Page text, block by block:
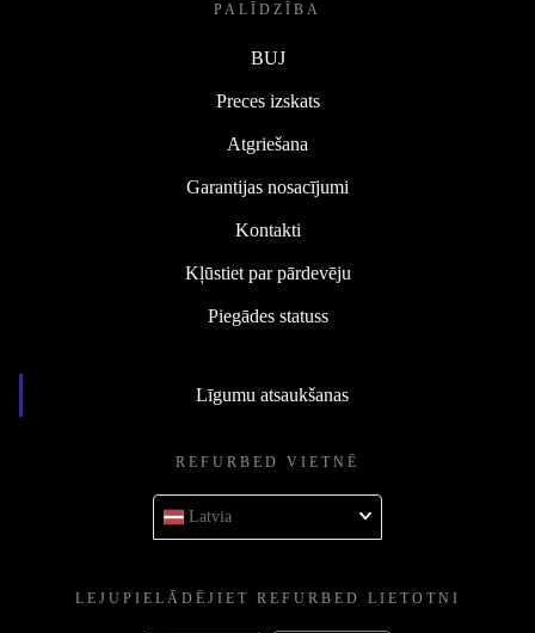
PALĪDZĪBA
BUJ
Preces izskats
Atgriešana
Garantijas nosacījumi
Kontakti
Kļūstiet par pārdevēju
Piegādes statuss
Līgumu atsaukšanas
REFURBED VIETNĒ
Latvia
LEJUPIELĀDĒJIET REFURBED LIETOTNI